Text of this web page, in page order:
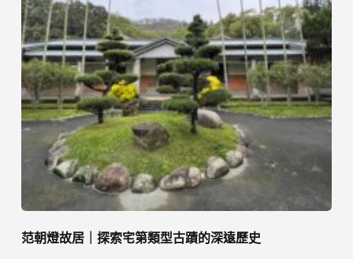
范朝燈故居｜探索宅第類型古蹟的深遠歷史